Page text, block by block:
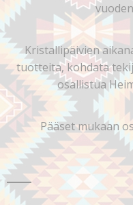
Kristallipäivien
tuotteita, kohdata
osallistua
Pääset mukaan